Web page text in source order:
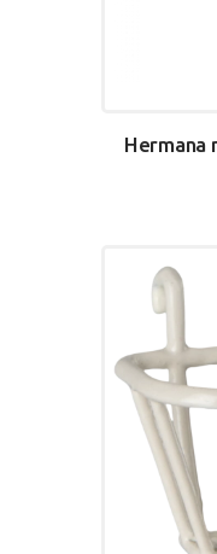
Hermana